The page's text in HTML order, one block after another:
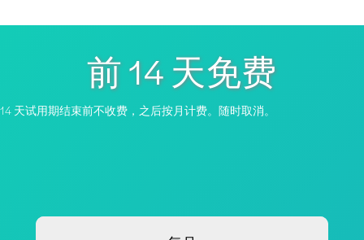
前 14 天免费
14 天试用期结束前不收费，之后按月计费。随时取消。